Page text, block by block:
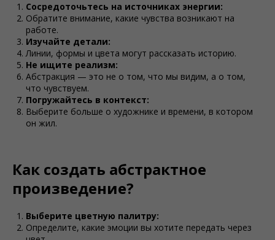
Сосредоточьтесь на источниках энергии:
Обратите внимание, какие чувства возникают на
работе.
Изучайте детали:
Линии, формы и цвета могут рассказать историю.
Не ищите реализм:
Абстракция — это не о том, что мы видим, а о том,
что чувствуем.
Погружайтесь в контекст:
Выберите больше о художнике и времени, в котором
он жил.
Как создать абстрактное
произведение?
Выберите цветную палитру:
Определите, какие эмоции вы хотите передать через